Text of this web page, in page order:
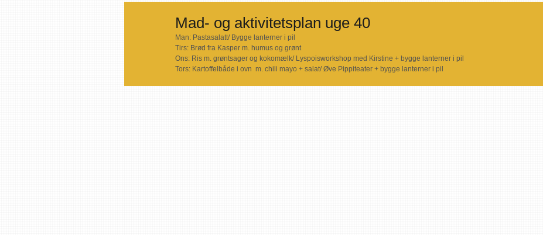
Mad- og aktivitetsplan uge 40
Man: Pastasalatt/ Bygge lanterner i pil
Tirs: Brød fra Kasper m. humus og grønt
Ons: Ris m. grøntsager og kokomælk/ Lyspoisworkshop med Kirstine + bygge lanterner i pil
Tors: Kartoffelbåde i ovn  m. chili mayo + salat/ Øve Pippiteater + bygge lanterner i pil